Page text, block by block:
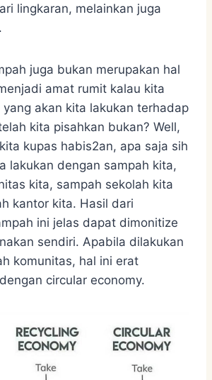
lingkaran, melainkan juga
juga bukan merupakan hal
amat rumit kalau kita
akan kita lakukan terhadap
kita pisahkan bukan? Well,
kupas habis2an, apa saja sih
lakukan dengan sampah kita,
kita, sampah sekolah kita
kantor kita. Hasil dari
ini jelas dapat dimonitize
sendiri. Apabila dilakukan
komunitas, hal ini erat
circular economy.